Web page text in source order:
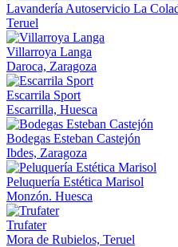
Lavandería Autoservicio La
Teruel
Villarroya Langa
Daroca, Zaragoza
Escarrila Sport
Escarrilla, Huesca
Bodegas Esteban Castejón
Ibdes, Zaragoza
Peluquería Estética Marisol
Monzón. Huesca
Trufater
Mora de Rubielos, Teruel